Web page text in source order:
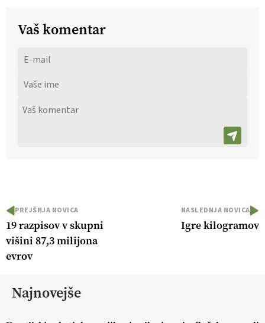
Vaš komentar
PREJŠNJA NOVICA
19 razpisov v skupni
višini 87,3 milijona
evrov
NASLEDNJA NOVICA
Igre kilogramov
Najnovejše